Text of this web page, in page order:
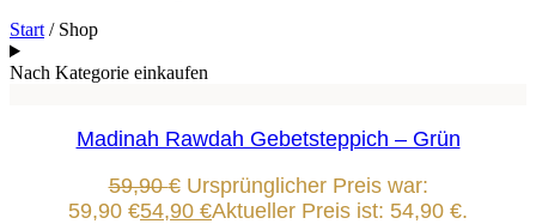
Start / Shop
Nach Kategorie einkaufen
Madinah Rawdah Gebetsteppich – Grün
59,90€ Ursprünglicher Preis war:
59,90 €54,90 €Aktueller Preis ist: 54,90 €.